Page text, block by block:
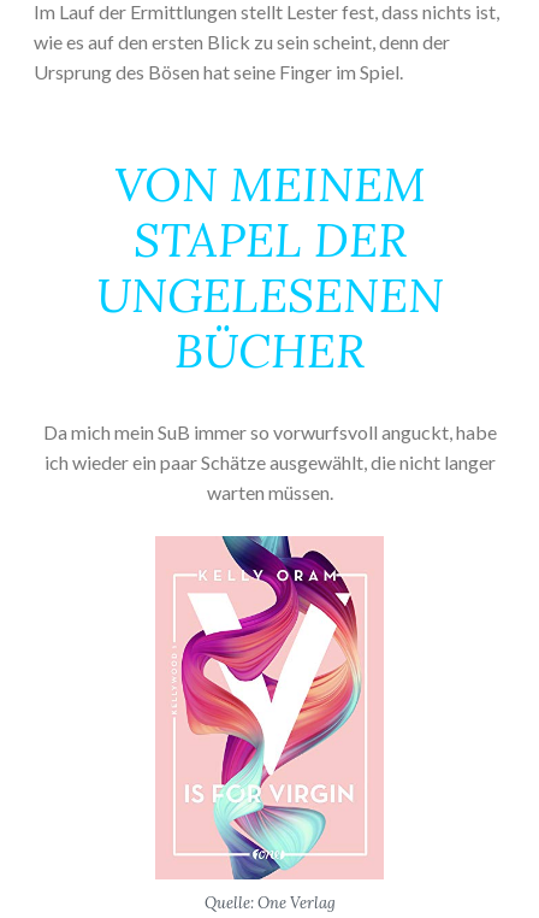
Im Lauf der Ermittlungen stellt Lester fest, dass nichts ist,
wie es auf den ersten Blick zu sein scheint, denn der
Ursprung des Bösen hat seine Finger im Spiel.
VON MEINEM
STAPEL DER
UNGELESENEN
BÜCHER
Da mich mein SuB immer so vorwurfsvoll anguckt, habe
ich wieder ein paar Schätze ausgewählt, die nicht langer
warten müssen.
Quelle: One Verlag